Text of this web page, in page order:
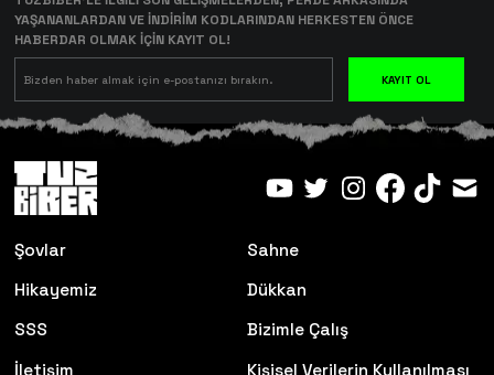
YAŞANANLARDAN VE İNDİRİM KODLARINDAN HERKESTEN ÖNCE
HABERDAR OLMAK İÇİN KAYIT OL!
KAYIT OL
Şovlar
Sahne
Hikayemiz
Dükkan
SSS
Bizimle Çalış
İletişim
Kişisel Verilerin Kullanılması